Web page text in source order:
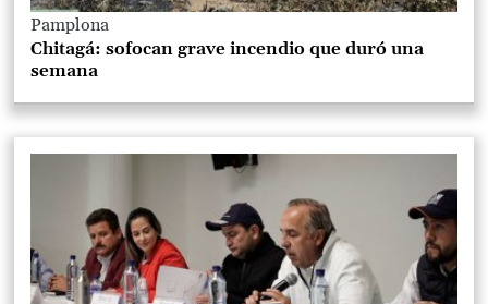
Pamplona
Chitagá: sofocan grave incendio que duró una
semana